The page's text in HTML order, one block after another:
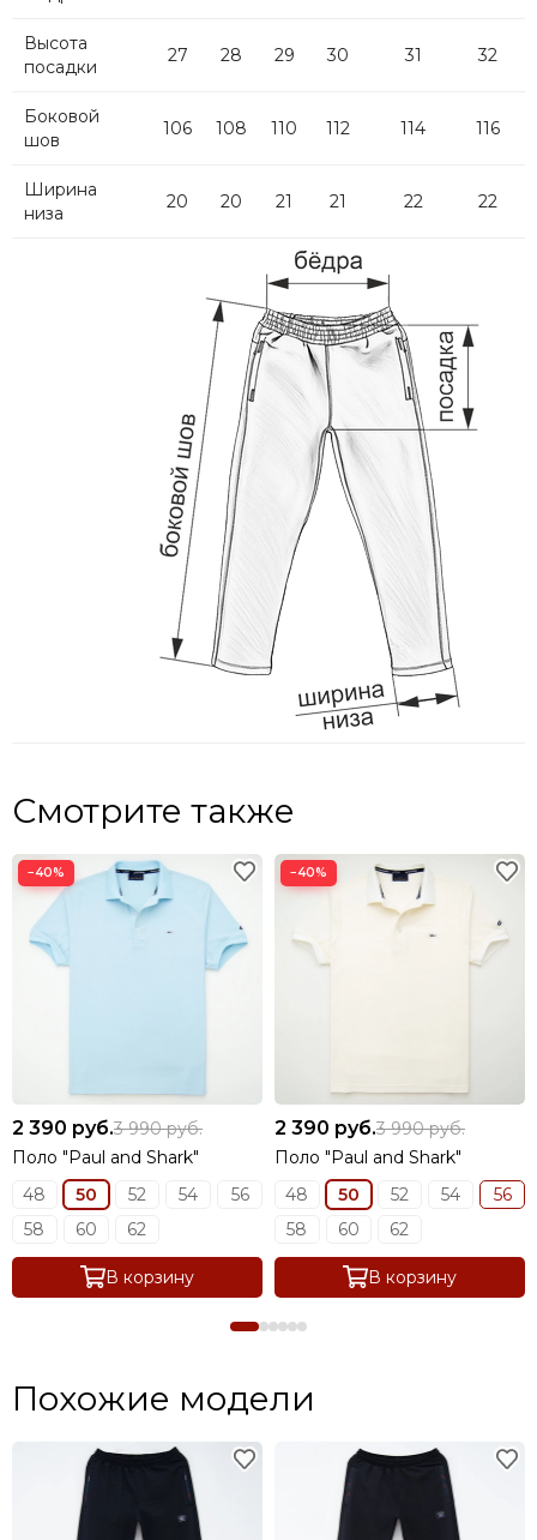
Высота
посадки
27 28 29 30 31 32
Боковой
шов
106 108 110 112 114 116
Ширина
низа
20 20 21 21 22 22
Смотрите также
−40%
2 390 руб.3 990 руб.
Поло "Paul and Shark"
48
50 52 54
56
58
60 62
В корзину
−40%
2 390 руб.3 990 руб.
Поло "Paul and Shark"
48
50 52 54
56
58
60 62
В корзину
Похожие модели